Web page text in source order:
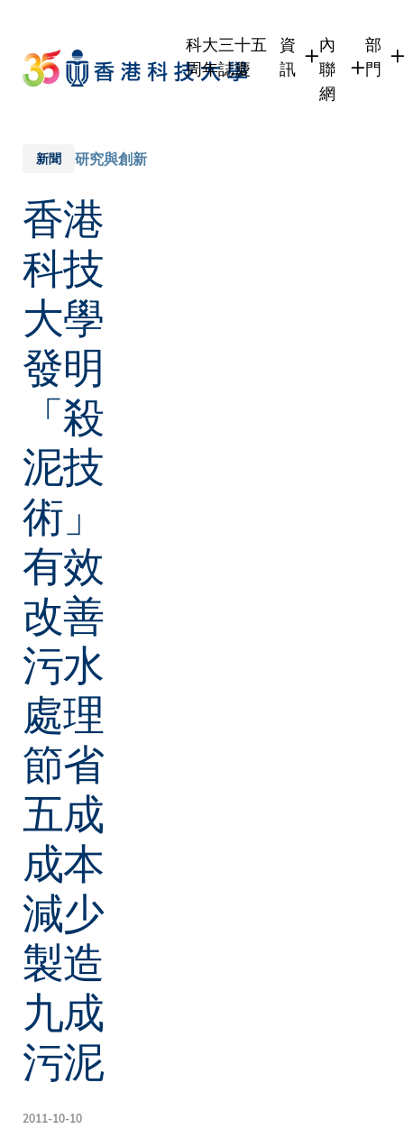
main
content
科大三十五
周年誌慶
資
訊
內
聯
網
部
門
新聞 研究與創新
香港
科技
大學
發明
「殺
泥技
術」
有效
改善
污水
處理
節省
五成
成本
減少
製造
九成
污泥
2011-10-10